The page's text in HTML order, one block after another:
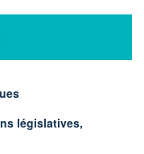
législatives,